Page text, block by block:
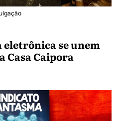
eletrônica se unem
Casa Caipora